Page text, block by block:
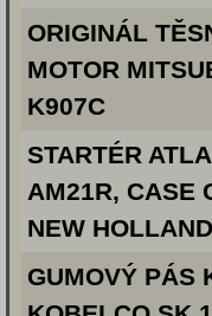
ORIGINÁL
MOTOR
K907C
STARTÉR
AM21R, CASE
NEW
GUMOVÝ PÁS